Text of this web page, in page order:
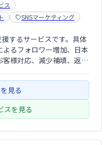
ス
SNSマーケティング
するサービスです。具体
るフォロワー増加、日本
様対応、減少補填、返金
しております。
見る
スを見る